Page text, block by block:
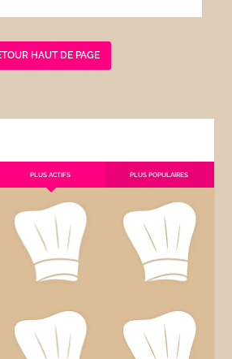
HAUT DE PAGE
PLUS ACTIFS PLUS POPULAIRES